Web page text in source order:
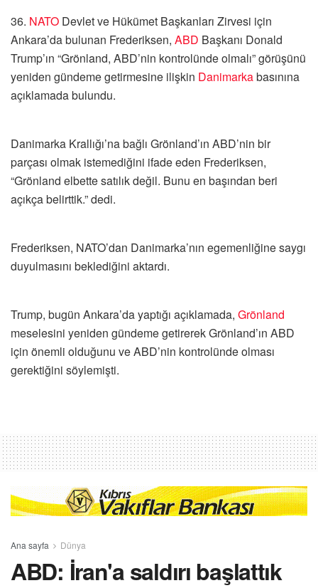
36.⁠ NATO Devlet ve Hükümet Başkanları Zirvesi için
Ankara’da bulunan Frederiksen, ABD Başkanı Donald
Trump’ın “Grönland, ABD’nin kontrolünde olmalı” görüşünü
yeniden gündeme getirmesine ilişkin Danimarkabasınına
açıklamada bulundu.
Danimarka Krallığı’na bağlı Grönland’ın ABD’nin bir
parçası olmak istemediğini ifade eden Frederiksen,
“Grönland elbette satılık değil. Bunu en başından beri
açıkça belirttik.” dedi.
Frederiksen, NATO’dan Danimarka’nın egemenliğine saygı
duyulmasını beklediğini aktardı.
Trump, bugün Ankara’da yaptığı açıklamada, Grönland
meselesini yeniden gündeme getirerek Grönland’ın ABD
için önemli olduğunu ve ABD’nin kontrolünde olması
gerektiğini söylemişti.
Ana sayfa Dünya
ABD: İran'a saldırı başlattık